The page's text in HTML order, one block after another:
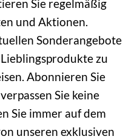
Sie regelmäßig
und Aktionen.
Sonderangebote
zu
Abonnieren Sie
Sie keine
Sie immer auf dem
unseren exklusiven